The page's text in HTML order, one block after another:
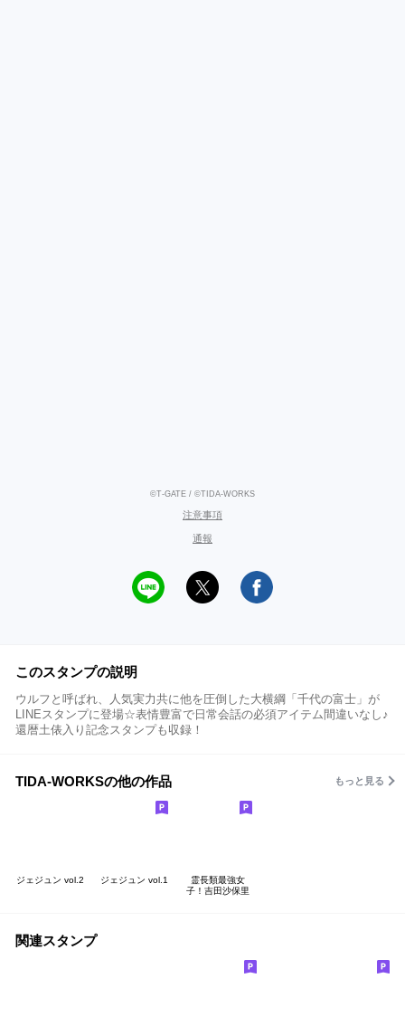
©T-GATE / ©TIDA-WORKS
注意事項
通報
このスタンプの説明
ウルフと呼ばれ、人気実力共に他を圧倒した大横綱「千代の富士」が
LINEスタンプに登場☆表情豊富で日常会話の必須アイテム間違いなし♪
還暦土俵入り記念スタンプも収録！
TIDA-WORKSの他の作品 もっと見る
ジェジュン vol.2 ジェジュン vol.1
霊長類最強女
子！吉田沙保里
関連スタンプ